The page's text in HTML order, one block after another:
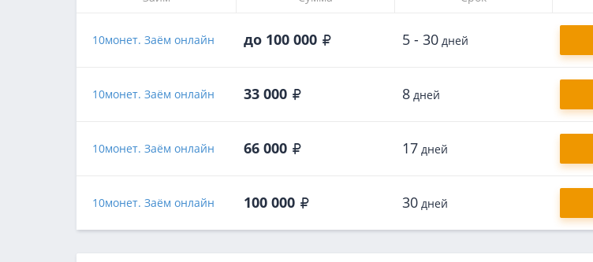
10монет. Заём онлайн до 100 000 5 - 30 дней
10монет. Заём онлайн 33 000 8 дней
10монет. Заём онлайн 66 000 17 дней
10монет. Заём онлайн 100 000 30 дней